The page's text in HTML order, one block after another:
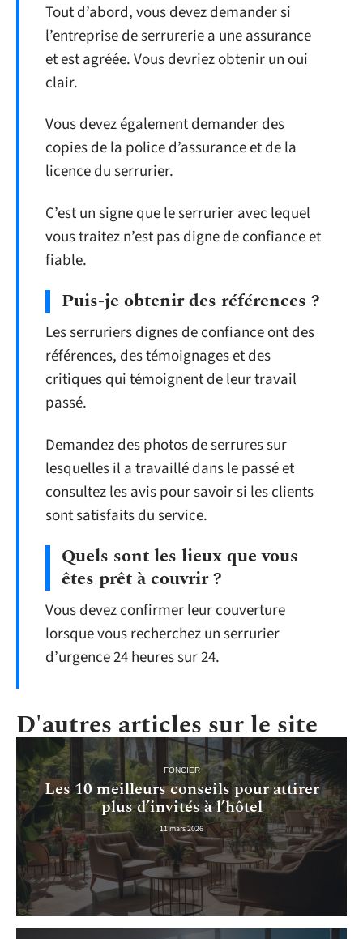
Tout d’abord, vous devez demander si
l’entreprise de serrurerie a une assurance
et est agréée. Vous devriez obtenir un oui
clair.
Vous devez également demander des
copies de la police d’assurance et de la
licence du serrurier.
C’est un signe que le serrurier avec lequel
vous traitez n’est pas digne de confiance et
fiable.
Puis-je obtenir des références ?
Les serruriers dignes de confiance ont des
références, des témoignages et des
critiques qui témoignent de leur travail
passé.
Demandez des photos de serrures sur
lesquelles il a travaillé dans le passé et
consultez les avis pour savoir si les clients
sont satisfaits du service.
Quels sont les lieux que vous
êtes prêt à couvrir ?
Vous devez confirmer leur couverture
lorsque vous recherchez un serrurier
d’urgence 24 heures sur 24.
D'autres articles sur le site
FONCIER
Les 10 meilleurs conseils pour attirer
plus d’invités à l’hôtel
11 mars 2026